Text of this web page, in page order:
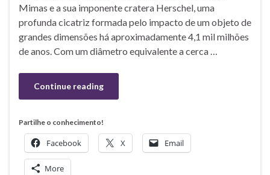
Mimas e a sua imponente cratera Herschel, uma
profunda cicatriz formada pelo impacto de um objeto de
grandes dimensões há aproximadamente 4,1 mil milhões
de anos. Com um diâmetro equivalente a cerca …
Continue reading
Partilhe o conhecimento!
Facebook X Email
More